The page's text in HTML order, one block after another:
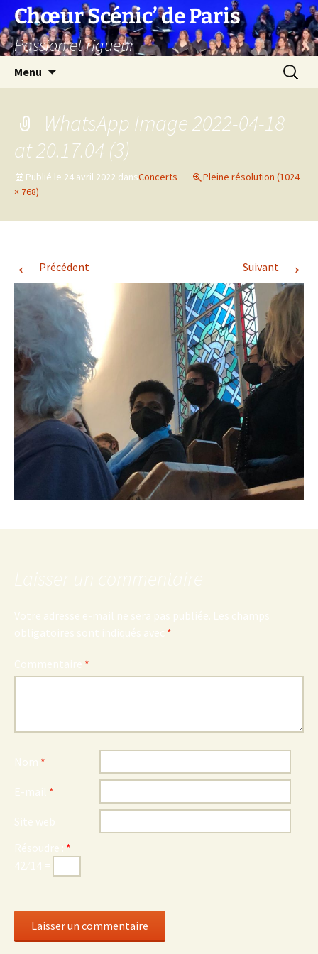
Aller
au
contenu
Chœur Scénic’ de Paris
Passion et rigueur
Menu
WhatsApp Image 2022-04-18
at 20.17.04 (3)
Publié le 24 avril 2022 dansConcerts
Pleine résolution (1024
× 768)
← Précédent Suivant →
Laisser un commentaire
Votre adresse e-mail ne sera pas publiée. Les champs
obligatoires sont indiqués avec *
Commentaire *
Nom *
E-mail *
Site web
Résoudre : *
42 ⁄ 14 =